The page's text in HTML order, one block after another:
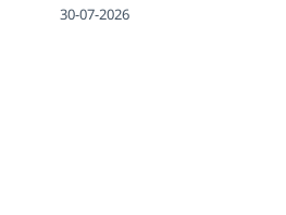
30-07-2026